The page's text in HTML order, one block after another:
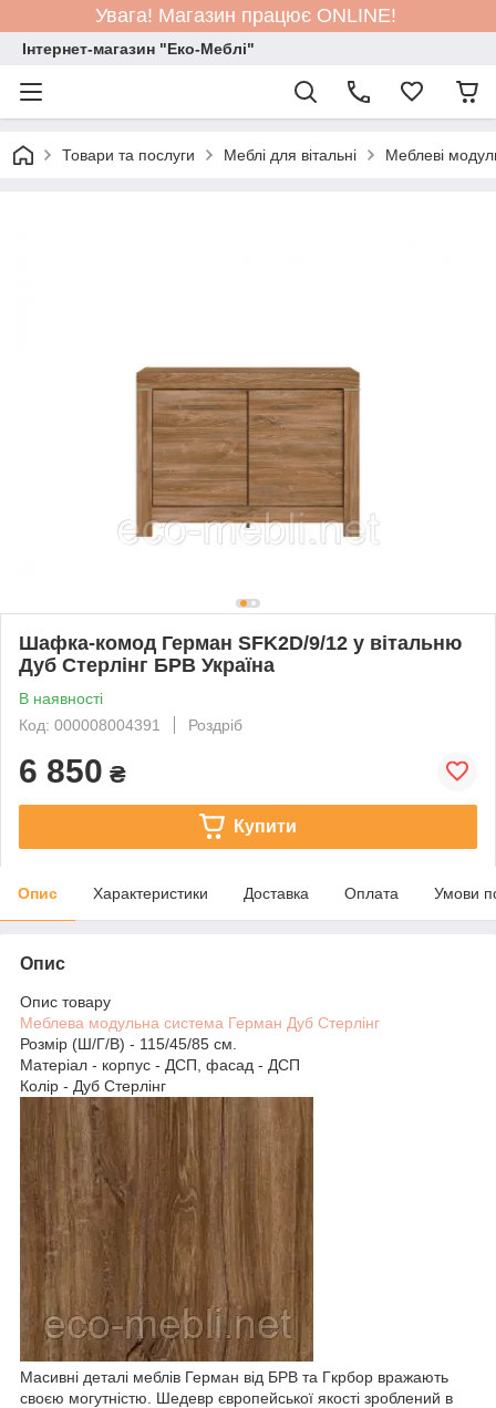
Увага! Магазин працює ONLINE!
Інтернет-магазин "Еко-Меблі"
Товари та послуги Меблі для вітальні Меблеві
Шафка-комод Герман SFK2D/9/12 у вітальню
Дуб Стерлінг БРВ Україна
В наявності
Код: 000008004391
Роздріб
6 850 ₴
Купити
Опис Характеристики Доставка Оплата Умови
Опис
Опис товару
Меблева модульна система Герман Дуб Стерлінг
Розмір (Ш/Г/В) - 115/45/85 см.
Матеріал - корпус - ДСП, фасад - ДСП
Колір - Дуб Стерлінг
Масивні деталі меблів Герман від БРВ та Гкрбор вражають
своєю могутністю. Шедевр європейської якості зроблений в